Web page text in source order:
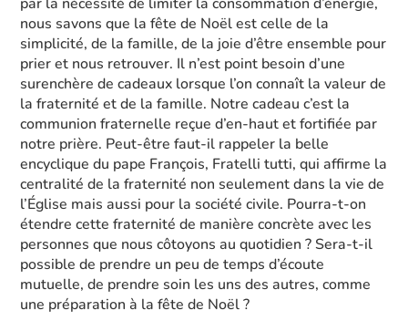
nous savons que la fête de Noël est celle de la
simplicité, de la famille, de la joie d’être ensemble pour
prier et nous retrouver. Il n’est point besoin d’une
surenchère de cadeaux lorsque l’on connaît la valeur de
la fraternité et de la famille. Notre cadeau c’est la
communion fraternelle reçue d’en-haut et fortifiée par
notre prière. Peut-être faut-il rappeler la belle
encyclique du pape François, Fratelli tutti, qui affirme la
centralité de la fraternité non seulement dans la vie de
l’Église mais aussi pour la société civile. Pourra-t-on
étendre cette fraternité de manière concrète avec les
personnes que nous côtoyons au quotidien ? Sera-t-il
possible de prendre un peu de temps d’écoute
mutuelle, de prendre soin les uns des autres, comme
une préparation à la fête de Noël ?